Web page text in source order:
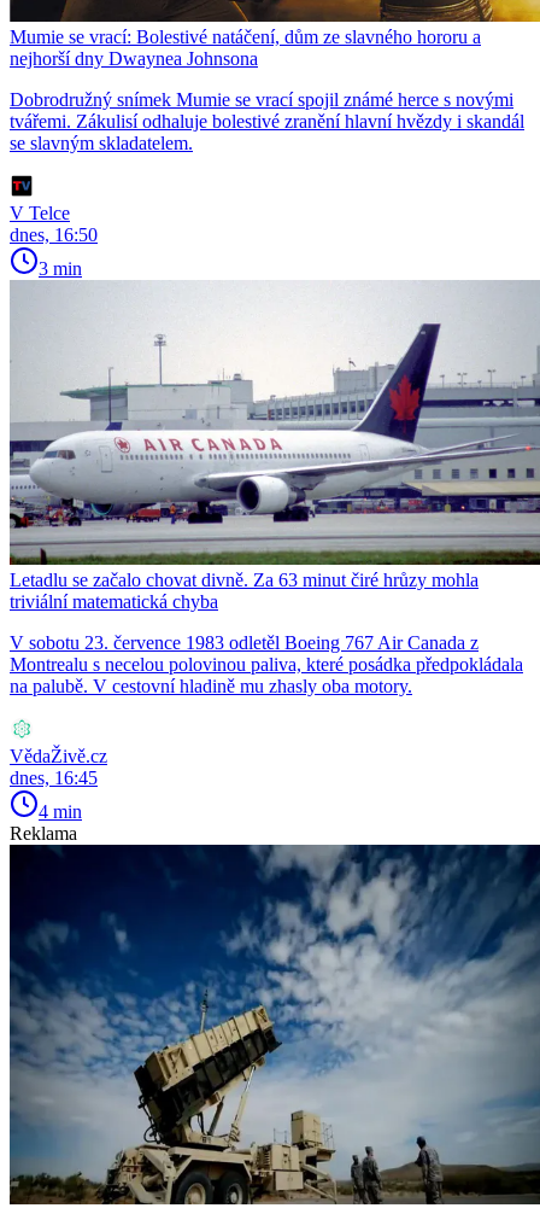
Mumie se vrací: Bolestivé natáčení, dům ze slavného hororu a
nejhorší dny Dwaynea Johnsona
Dobrodružný snímek Mumie se vrací spojil známé herce s novými
tvářemi. Zákulisí odhaluje bolestivé zranění hlavní hvězdy i skandál
se slavným skladatelem.
V Telce
dnes, 16:50
3 min
Letadlu se začalo chovat divně. Za 63 minut čiré hrůzy mohla
triviální matematická chyba
V sobotu 23. července 1983 odletěl Boeing 767 Air Canada z
Montrealu s necelou polovinou paliva, které posádka předpokládala
na palubě. V cestovní hladině mu zhasly oba motory.
VědaŽivě.cz
dnes, 16:45
4 min
Reklama